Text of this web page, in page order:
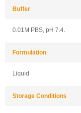
Buffer
0.01M PBS, pH 7.4.
Formulation
Liquid
Storage Conditions